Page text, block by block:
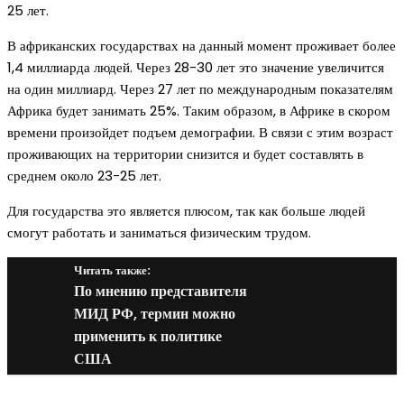
25 лет.
В африканских государствах на данный момент проживает более
1,4 миллиарда людей. Через 28-30 лет это значение увеличится
на один миллиард. Через 27 лет по международным показателям
Африка будет занимать 25%. Таким образом, в Африке в скором
времени произойдет подъем демографии. В связи с этим возраст
проживающих на территории снизится и будет составлять в
среднем около 23-25 лет.
Для государства это является плюсом, так как больше людей
смогут работать и заниматься физическим трудом.
Читать также:
По мнению представителя
МИД РФ, термин можно
применить к политике
США